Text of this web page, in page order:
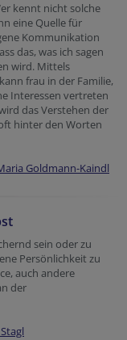
kennt nicht solche
eine Quelle für
Kommunikation
das, was ich sagen
wird. Mittels
frau in der Familie,
Interessen vertreten
das Verstehen der
hinter den Worten
Goldmann-Kaindl
sein oder zu
Persönlichkeit zu
auch andere
der